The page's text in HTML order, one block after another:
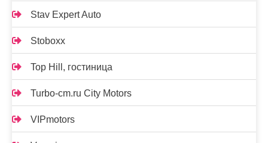
Stav Expert Auto
Stoboxx
Top Hill, гостиница
Turbo-cm.ru City Motors
VIPmotors